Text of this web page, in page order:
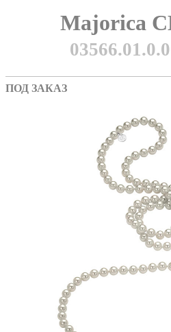
Majorica
ПОД ЗАКАЗ